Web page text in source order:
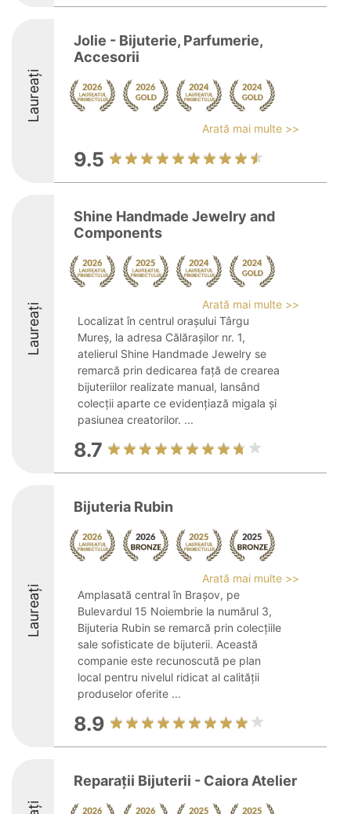
Laureați
Jolie - Bijuterie, Parfumerie,
Accesorii
Arată mai multe >>
9.5
Laureați
Shine Handmade Jewelry and
Components
Arată mai multe >>
Localizat în centrul orașului Târgu
Mureș, la adresa Călărașilor nr. 1,
atelierul Shine Handmade Jewelry se
remarcă prin dedicarea față de crearea
bijuteriilor realizate manual, lansând
colecții aparte ce evidențiază migala și
pasiunea creatorilor. ...
8.7
Laureați
Bijuteria Rubin
Arată mai multe >>
Amplasată central în Brașov, pe
Bulevardul 15 Noiembrie la numărul 3,
Bijuteria Rubin se remarcă prin colecțiile
sale sofisticate de bijuterii. Această
companie este recunoscută pe plan
local pentru nivelul ridicat al calității
produselor oferite ...
8.9
Reparații Bijuterii - Caiora Atelier